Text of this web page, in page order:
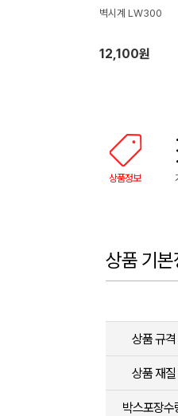
벽시계 LW300
12,100원
상품정보
상품 기본
상품 규격
상품 재질
박스포장수